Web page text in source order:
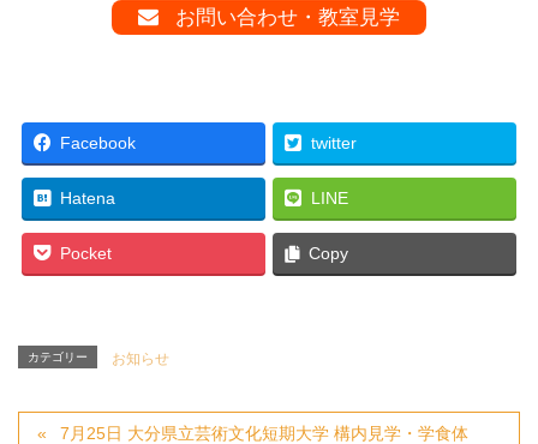
お問い合わせ・教室見学
Facebook twitter
Hatena LINE
Pocket Copy
カテゴリー お知らせ
7月25日 大分県立芸術文化短期大学 構内見学・学食体